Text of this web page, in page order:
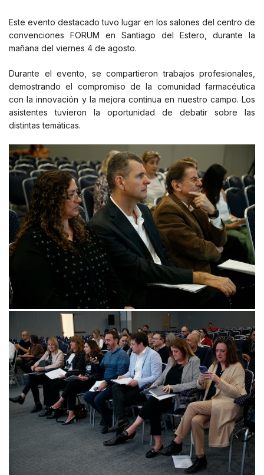
Este evento destacado tuvo lugar en los salones del centro de
convenciones FORUM en Santiago del Estero, durante la
mañana del viernes 4 de agosto.
Durante el evento, se compartieron trabajos profesionales,
demostrando el compromiso de la comunidad farmacéutica
con la innovación y la mejora continua en nuestro campo. Los
asistentes tuvieron la oportunidad de debatir sobre las
distintas temáticas.